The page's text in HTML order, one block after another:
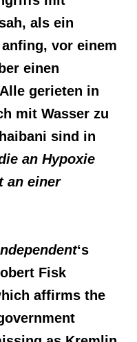
als ein
anfing, vor einem
einen
gerieten in
mit Wasser zu
sind in
an Hypoxie
an einer
‘s
Fisk
affirms the